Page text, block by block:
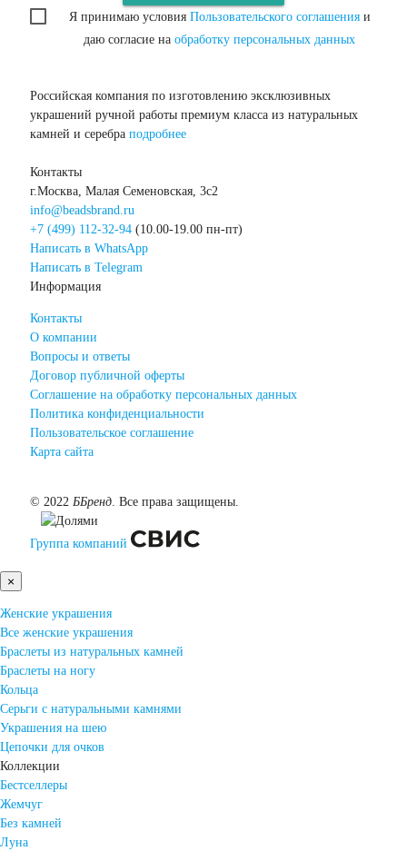
Я принимаю условия Пользовательского соглашенияи
даю согласие на обработку персональных данных
Российская компания по изготовлению эксклюзивных
украшений ручной работы премиум класса из натуральных
камней и серебра подробнее
Контакты
г.Москва, Малая Семеновская, 3с2
info@beadsbrand.ru
+7 (499) 112-32-94 (10.00-19.00 пн-пт)
Написать в WhatsApp
Написать в Telegram
Информация
Контакты
О компании
Вопросы и ответы
Договор публичной оферты
Соглашение на обработку персональных данных
Политика конфиденциальности
Пользовательское соглашение
Карта сайта
© 2022 ББренд. Все права защищены.
Группа компаний
×
Женские украшения
Все женские украшения
Браслеты из натуральных камней
Браслеты на ногу
Кольца
Серьги с натуральными камнями
Украшения на шею
Цепочки для очков
Коллекции
Бестселлеры
Жемчуг
Без камней
Луна